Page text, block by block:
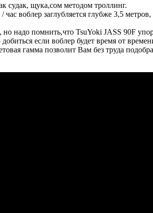
судак, щука,сом методом троллинг.
воблер заглубляется глубже 3,5
надо помнить,что TsuYoki JASS 90F
если воблер будет время от
гамма позволит Вам без труда